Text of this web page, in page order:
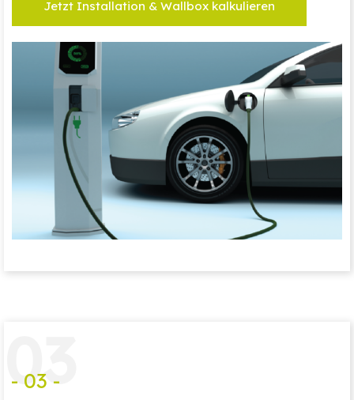
Jetzt Installation & Wallbox kalkulieren
03
- 03 -